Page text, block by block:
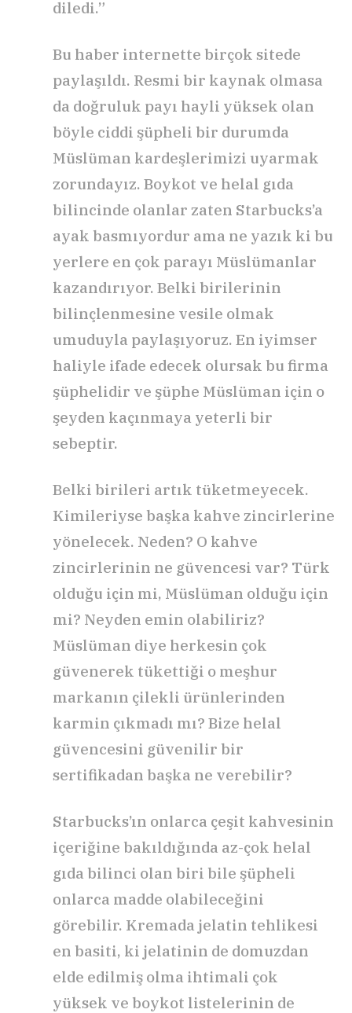
diledi.”
Bu haber internette birçok sitede
paylaşıldı. Resmi bir kaynak olmasa
da doğruluk payı hayli yüksek olan
böyle ciddi şüpheli bir durumda
Müslüman kardeşlerimizi uyarmak
zorundayız. Boykot ve helal gıda
bilincinde olanlar zaten Starbucks’a
ayak basmıyordur ama ne yazık ki bu
yerlere en çok parayı Müslümanlar
kazandırıyor. Belki birilerinin
bilinçlenmesine vesile olmak
umuduyla paylaşıyoruz. En iyimser
haliyle ifade edecek olursak bu firma
şüphelidir ve şüphe Müslüman için o
şeyden kaçınmaya yeterli bir
sebeptir.
Belki birileri artık tüketmeyecek.
Kimileriyse başka kahve zincirlerine
yönelecek. Neden? O kahve
zincirlerinin ne güvencesi var? Türk
olduğu için mi, Müslüman olduğu için
mi? Neyden emin olabiliriz?
Müslüman diye herkesin çok
güvenerek tükettiği o meşhur
markanın çilekli ürünlerinden
karmin çıkmadı mı? Bize helal
güvencesini güvenilir bir
sertifikadan başka ne verebilir?
Starbucks’ın onlarca çeşit kahvesinin
içeriğine bakıldığında az-çok helal
gıda bilinci olan biri bile şüpheli
onlarca madde olabileceğini
görebilir. Kremada jelatin tehlikesi
en basiti, ki jelatinin de domuzdan
elde edilmiş olma ihtimali çok
yüksek ve boykot listelerinin de